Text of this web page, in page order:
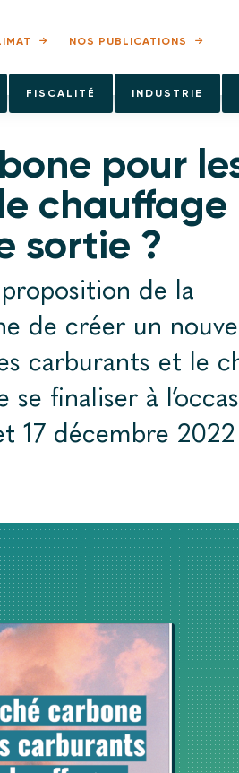
NOS PUBLICATIONS
FISCALITÉ INDUSTRIE
pour
chauffage
sortie ?
de la
de créer un
carburants et le
finaliser à
17 décembre 2022